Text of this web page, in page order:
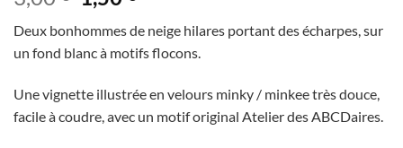
prix
initial
était :
actuel
est :
Deux bonhommes de neige hilares portant des écharpes, sur
un fond blanc à motifs flocons.
Une vignette illustrée en velours minky / minkee très douce,
facile à coudre, avec un motif original Atelier des ABCDaires.